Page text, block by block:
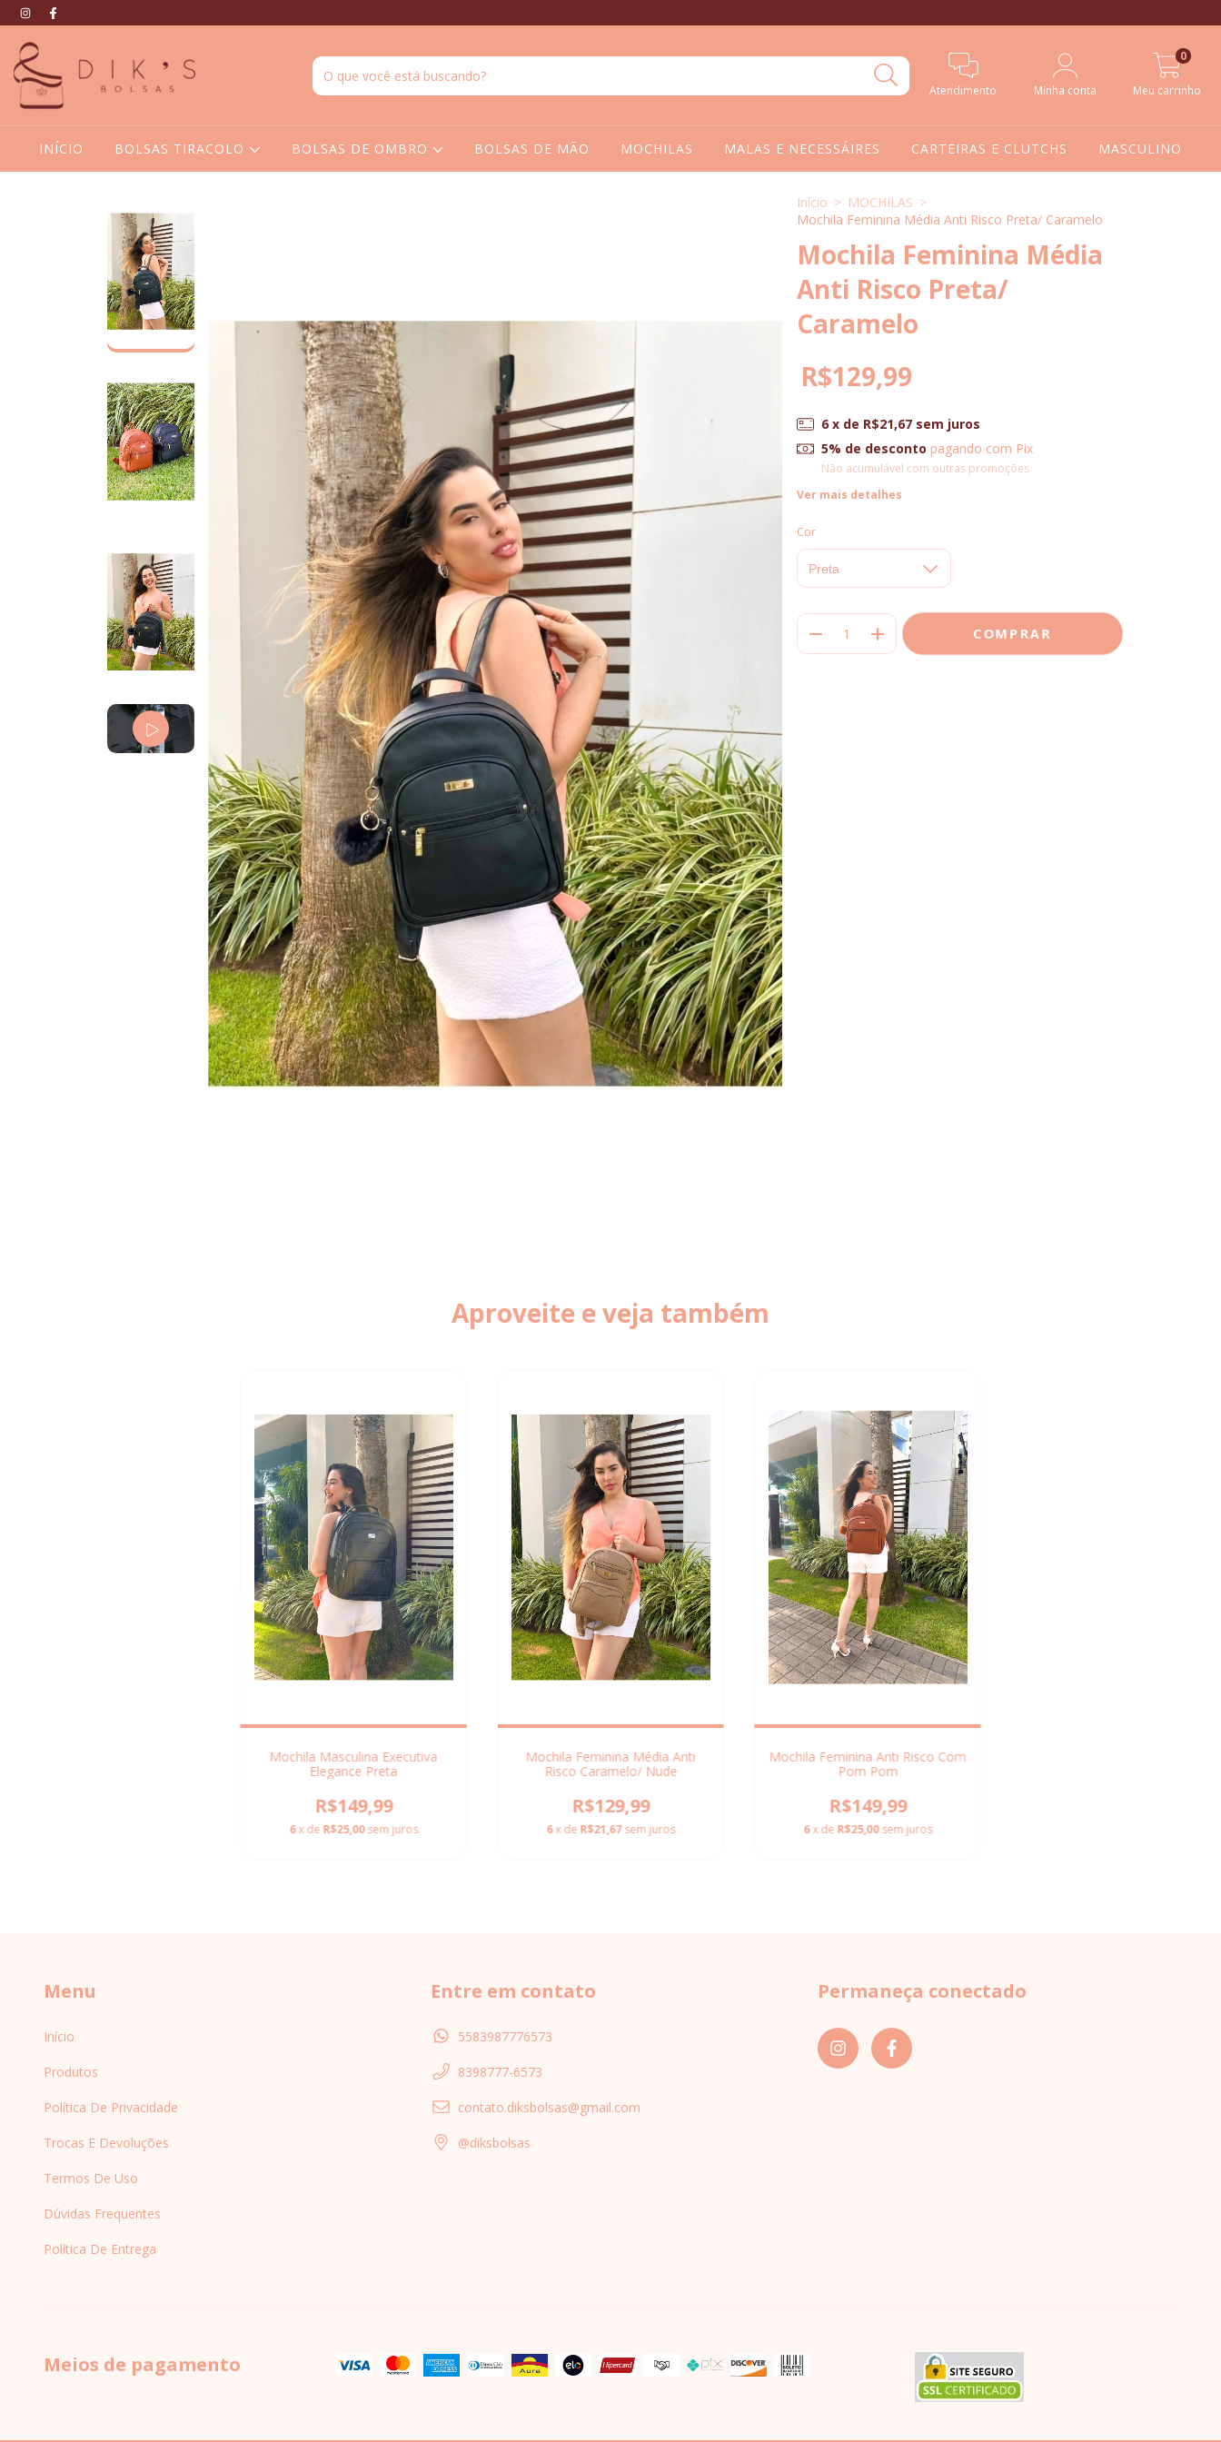
Atendimento Minha conta Meu carrinho
0
INÍCIO BOLSAS TIRACOLO BOLSAS DE OMBRO BOLSAS DE MÃO MOCHILAS MALAS E NECESSÁIRES CARTEIRAS E CLUTCHS MASCULINO
Início > MOCHILAS >
Mochila Feminina Média Anti Risco Preta/ Caramelo
Mochila Feminina Média
Anti Risco Preta/
Caramelo
R$129,99
6 x de R$21,67 sem juros
5% de desconto pagando com Pix
Não acumulável com outras promoções
Ver mais detalhes
Cor
Aproveite e veja também
Mochila Masculina Executiva
Elegance Preta
R$149,99
6x de R$25,00 sem juros
Mochila Feminina Média Anti
Risco Caramelo/ Nude
R$129,99
6x de R$21,67 sem juros
Mochila Feminina Anti Risco Com
Pom Pom
R$149,99
6x de R$25,00 sem juros
Menu
Início
Produtos
Política De Privacidade
Trocas E Devoluções
Termos De Uso
Dúvidas Frequentes
Política De Entrega
Entre em contato
5583987776573
8398777-6573
contato.diksbolsas@gmail.com
@diksbolsas
Permaneça conectado
Meios de pagamento